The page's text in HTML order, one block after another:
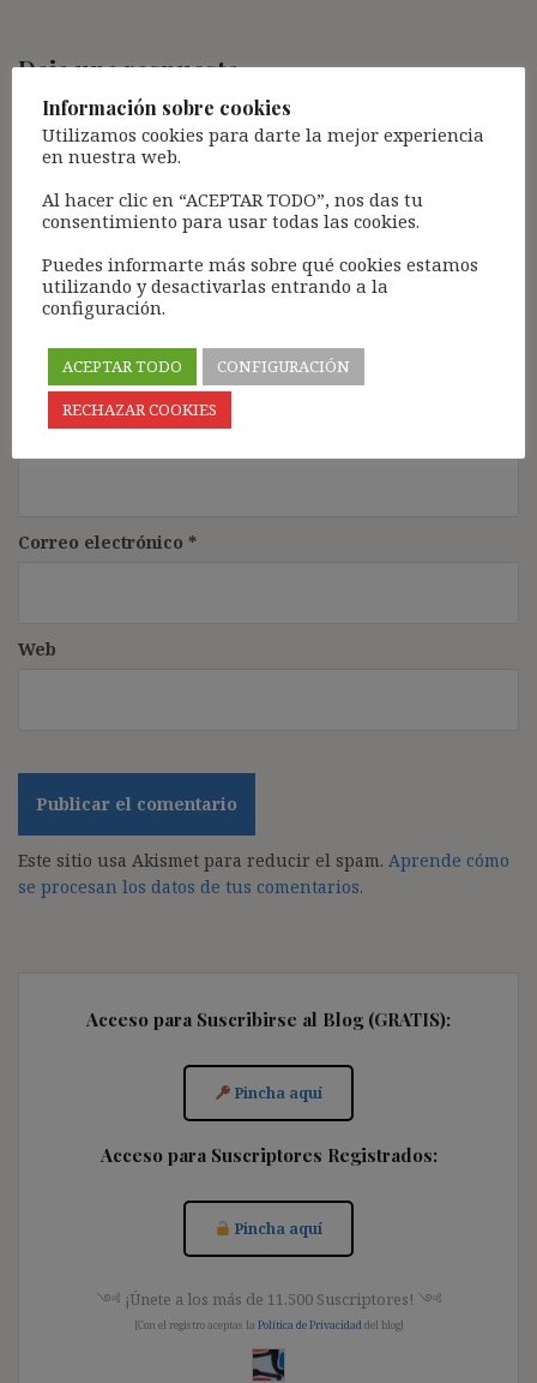
Deja una respuesta
Tu dirección de correo electrónico no será publicada.
campos obligatorios están marcados con*
Nombre*
Correo electrónico *
Web
Este sitio usa Akismet para reducir el spam. Aprende cómo
se procesan los datos de tus comentarios.
Acceso para Suscribirse al Blog (GRATIS):
Pincha aquí
Acceso para Suscriptores Registrados:
Pincha aquí
༺ ¡Únete a los más de 11.500 Suscriptores! ༺
[Con el registro aceptas la Política de Privacidad del blog]
Información sobre cookies
Utilizamos cookies para darte la mejor experiencia
en nuestra web.
Al hacer clic en “ACEPTAR TODO”, nos das tu
consentimiento para usar todas las cookies.
Puedes informarte más sobre qué cookies estamos
utilizando y desactivarlas entrando a la
configuración.
ACEPTAR TODO
CONFIGURACIÓN
RECHAZAR COOKIES